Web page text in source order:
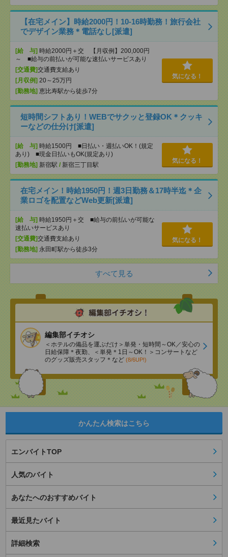
【在宅メイン】時給2000円！10-16時勤務！旅行会社
でデザイン業務＊電話なし[派遣]
[給 与] 時給2000円＋交 【月収例】200,000円
～ ■給与の前払いが可能な速払いサービスあり
[交通費]交通費支給あり
[月収例] 20～25万円
[勤務地] 恵比寿駅から徒歩7分
気になる！
短時間シフトあり！WEBでサクッと登録OK＊クッキ
ーなどの仕分け[派遣]
[給 与] 時給1500円 ■日払い・週払いOK！(規定
あり) ■現金日払いもOK(規定あり)
[勤務地] 新宿駅 / 新宿三丁目駅
気になる！
在宅メイン！時給1950円！週3日勤務＆17時半迄＊企
業ロゴを配置などWeb更新[派遣]
[給 与] 時給1950円＋交 ■給与の前払いが可能な
速払いサービスあり
[交通費]交通費支給あり
[勤務地] 永田町駅から徒歩3分
気になる！
すべて見る
編集部イチオシ
＜ホテルの備品を運ぶだけ＞単発・短時間～OK／安心の
日給保障＊夜勤、＜単発＊1日～OK！＞コンサートなど
のグッズ販売スタッフ＊など (8/6UP!)
かんたん検索はこちら
エンバイトTOP
人気のバイト
あなたへのおすすめバイト
最近見たバイト
詳細検索